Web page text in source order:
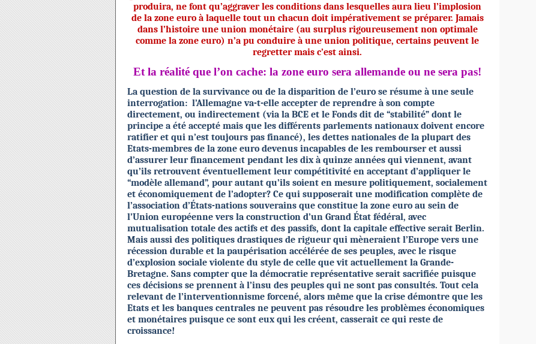
produira, ne font qu’aggraver les conditions dans lesquelles aura lieu l’implosion
de la zone euro à laquelle tout un chacun doit impérativement se préparer. Jamais
dans l’histoire une union monétaire (au surplus rigoureusement non optimale
comme la zone euro) n’a pu conduire à une union politique, certains peuvent le
regretter mais c’est ainsi.
Et la réalité que l’on cache: la zone euro sera allemande ou ne sera pas!
La question de la survivance ou de la disparition de l’euro se résume à une seule
interrogation: l’Allemagne va-t-elle accepter de reprendre à son compte
directement, ou indirectement (via la BCE et le Fonds dit de “stabilité” dont le
principe a été accepté mais que les différents parlements nationaux doivent encore
ratifier et qui n’est toujours pas financé), les dettes nationales de la plupart des
Etats-membres de la zone euro devenus incapables de les rembourser et aussi
d’assurer leur financement pendant les dix à quinze années qui viennent, avant
qu’ils retrouvent éventuellement leur compétitivité en acceptant d’appliquer le
“modèle allemand”, pour autant qu’ils soient en mesure politiquement, socialement
et économiquement de l’adopter? Ce qui supposerait une modification complète de
l’association d’États-nations souverains que constitue la zone euro au sein de
l’Union européenne vers la construction d’un Grand État fédéral, avec
mutualisation totale des actifs et des passifs, dont la capitale effective serait Berlin.
Mais aussi des politiques drastiques de rigueur qui mèneraient l’Europe vers une
récession durable et la paupérisation accélérée de ses peuples, avec le risque
d’explosion sociale violente du style de celle que vit actuellement la Grande-
Bretagne. Sans compter que la démocratie représentative serait sacrifiée puisque
ces décisions se prennent à l’insu des peuples qui ne sont pas consultés. Tout cela
relevant de l’interventionnisme forcené, alors même que la crise démontre que les
Etats et les banques centrales ne peuvent pas résoudre les problèmes économiques
et monétaires puisque ce sont eux qui les créent, casserait ce qui reste de
croissance!